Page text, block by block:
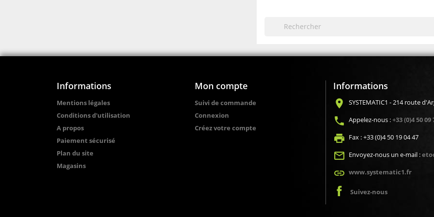
Informations
Mentions légales
Conditions d'utilisation
A propos
Paiement sécurisé
Plan du site
Magasins
Mon compte
Suivi de commande
Connexion
Créez votre compte
Informations
location_on SYSTEMATIC1 - 214 route
local_phone Appelez-nous :+33 (0)4 50 09
local_printshop Fax :+33 (0)4 50 19 04 47
mail_outline Envoyez-nous un e-mail :
link www.systematic1.fr
Suivez-nous